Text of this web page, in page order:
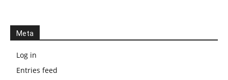
Meta
Log in
Entries feed